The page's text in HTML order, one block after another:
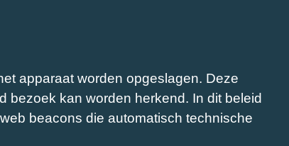
apparaat worden opgeslagen. Deze
bezoek kan worden herkend. In dit beleid
beacons die automatisch technische